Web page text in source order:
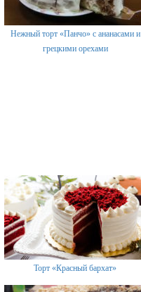
Нежный торт «Панчо» с ананасами и
грецкими орехами
Торт «Красный бархат»